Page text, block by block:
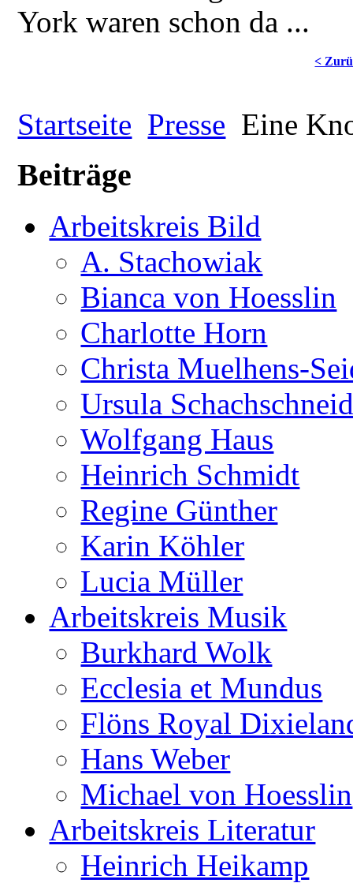
York waren schon da ...
<
Startseite Presse Eine
Beiträge
Arbeitskreis Bild
A. Stachowiak
Bianca von Hoesslin
Charlotte Horn
Christa Muelhens-
Ursula
Wolfgang Haus
Heinrich Schmidt
Regine Günther
Karin Köhler
Lucia Müller
Arbeitskreis Musik
Burkhard Wolk
Ecclesia et Mundus
Flöns Royal
Hans Weber
Michael von Hoesslin
Arbeitskreis Literatur
Heinrich Heikamp